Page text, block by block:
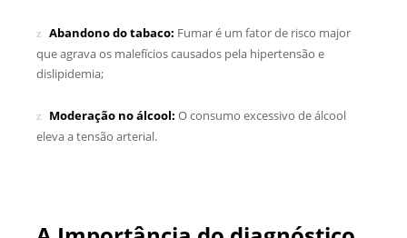
Abandono do tabaco: Fumar é um fator de risco major
que agrava os malefícios causados pela hipertensão e
dislipidemia;
Moderação no álcool: O consumo excessivo de álcool
eleva a tensão arterial.